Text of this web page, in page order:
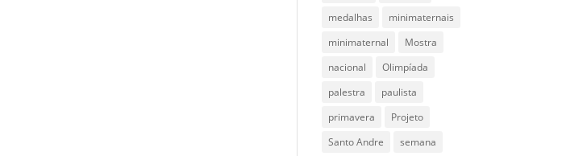
medalhas
minimaternais
minimaternal
Mostra
nacional
Olimpíada
palestra
paulista
primavera
Projeto
Santo Andre
semana